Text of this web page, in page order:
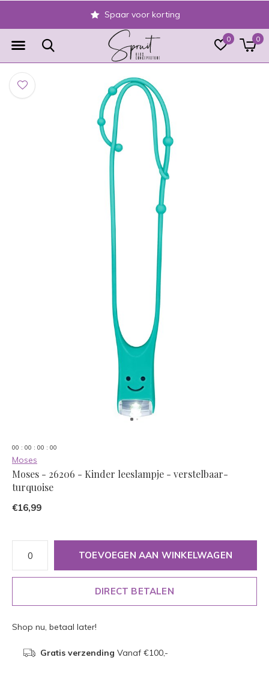
0 0
Spaar voor korting
00 : 00 : 00 : 00
Moses
Moses - 26206 - Kinder leeslampje - verstelbaar-
turquoise
€16,99
TOEVOEGEN AAN WINKELWAGEN
DIRECT BETALEN
Shop nu, betaal later!
Gratis verzending Vanaf €100,-